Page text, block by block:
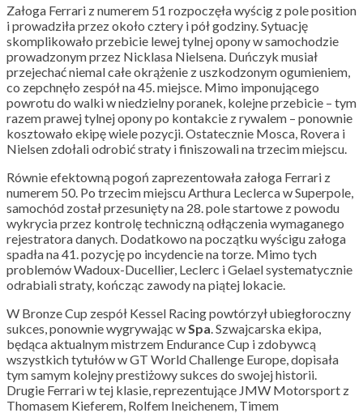
Załoga Ferrari z numerem 51 rozpoczęła wyścig z pole position
i prowadziła przez około cztery i pół godziny. Sytuację
skomplikowało przebicie lewej tylnej opony w samochodzie
prowadzonym przez Nicklasa Nielsena. Duńczyk musiał
przejechać niemal całe okrążenie z uszkodzonym ogumieniem,
co zepchnęło zespół na 45. miejsce. Mimo imponującego
powrotu do walki w niedzielny poranek, kolejne przebicie – tym
razem prawej tylnej opony po kontakcie z rywalem – ponownie
kosztowało ekipę wiele pozycji. Ostatecznie Mosca, Rovera i
Nielsen zdołali odrobić straty i finiszowali na trzecim miejscu.
Równie efektowną pogoń zaprezentowała załoga Ferrari z
numerem 50. Po trzecim miejscu Arthura Leclerca w Superpole,
samochód został przesunięty na 28. pole startowe z powodu
wykrycia przez kontrolę techniczną odłączenia wymaganego
rejestratora danych. Dodatkowo na początku wyścigu załoga
spadła na 41. pozycję po incydencie na torze. Mimo tych
problemów Wadoux-Ducellier, Leclerc i Gelael systematycznie
odrabiali straty, kończąc zawody na piątej lokacie.
W Bronze Cup zespół Kessel Racing powtórzył ubiegłoroczny
sukces, ponownie wygrywając w Spa . Szwajcarska ekipa,
będąca aktualnym mistrzem Endurance Cup i zdobywcą
wszystkich tytułów w GT World Challenge Europe, dopisała
tym samym kolejny prestiżowy sukces do swojej historii.
Drugie Ferrari w tej klasie, reprezentujące JMW Motorsport z
Thomasem Kieferem, Rolfem Ineichenem, Timem